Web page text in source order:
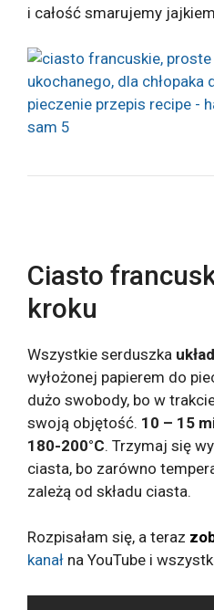
i całość smarujemy
Ciasto
kroku
Wszystkie serduszka
wyłożonej papierem do
dużo swobody, bo w
swoją objętość. 10 – 15
180-200°C. Trzymaj się
ciasta, bo zarówno
zależą od składu ciasta.
Rozpisałam się, a teraz
kanał na YouTube i